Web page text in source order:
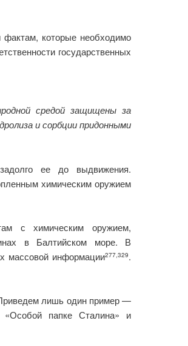
которые необходимо
государственных
средой защищены за
и сорбции придонными
ее до выдвижения.
химическим оружием
с химическим оружием,
в Балтийском море. В
массовой информации277,329.
лишь один пример —
«Особой папке Сталина» и